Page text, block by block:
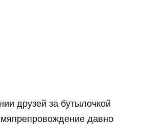
друзей за бутылочкой
давно